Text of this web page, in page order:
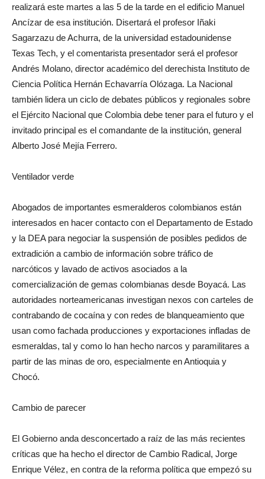
realizará este martes a las 5 de la tarde en el edificio Manuel
Ancízar de esa institución. Disertará el profesor Iñaki
Sagarzazu de Achurra, de la universidad estadounidense
Texas Tech, y el comentarista presentador será el profesor
Andrés Molano, director académico del derechista Instituto de
Ciencia Política Hernán Echavarría Olózaga. La Nacional
también lidera un ciclo de debates públicos y regionales sobre
el Ejército Nacional que Colombia debe tener para el futuro y el
invitado principal es el comandante de la institución, general
Alberto José Mejía Ferrero.
Ventilador verde
Abogados de importantes esmeralderos colombianos están
interesados en hacer contacto con el Departamento de Estado
y la DEA para negociar la suspensión de posibles pedidos de
extradición a cambio de información sobre tráfico de
narcóticos y lavado de activos asociados a la
comercialización de gemas colombianas desde Boyacá. Las
autoridades norteamericanas investigan nexos con carteles de
contrabando de cocaína y con redes de blanqueamiento que
usan como fachada producciones y exportaciones infladas de
esmeraldas, tal y como lo han hecho narcos y paramilitares a
partir de las minas de oro, especialmente en Antioquia y
Chocó.
Cambio de parecer
El Gobierno anda desconcertado a raíz de las más recientes
críticas que ha hecho el director de Cambio Radical, Jorge
Enrique Vélez, en contra de la reforma política que empezó su